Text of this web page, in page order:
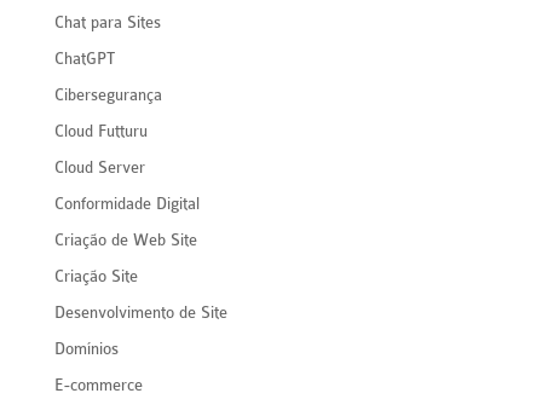
Chat para Sites
ChatGPT
Cibersegurança
Cloud Futturu
Cloud Server
Conformidade Digital
Criação de Web Site
Criação Site
Desenvolvimento de Site
Domínios
E-commerce